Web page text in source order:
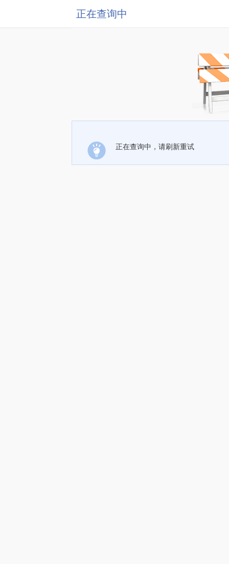
正在查询中
正在查询中，请刷新重试